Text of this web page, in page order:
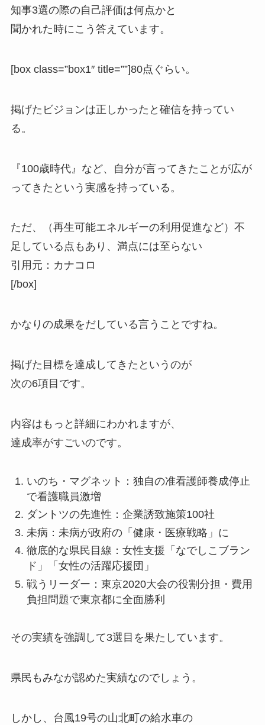
知事3選の際の自己評価は何点かと
聞かれた時にこう答えています。
[box class=”box1″ title=””]80点ぐらい。
掲げたビジョンは正しかったと確信を持ってい
る。
『100歳時代』など、自分が言ってきたことが広が
ってきたという実感を持っている。
ただ、（再生可能エネルギーの利用促進など）不
足している点もあり、満点には至らない
引用元：カナコロ
[/box]
かなりの成果をだしている言うことですね。
掲げた目標を達成してきたというのが
次の6項目です。
内容はもっと詳細にわかれますが、
達成率がすごいのです。
いのち・マグネット：独自の准看護師養成停止
で看護職員激増
ダントツの先進性：企業誘致施策100社
未病：未病が政府の「健康・医療戦略」に
徹底的な県民目線：女性支援「なでしこブラン
ド」「女性の活躍応援団」
戦うリーダー：東京2020大会の役割分担・費用
負担問題で東京都に全面勝利
その実績を強調して3選目を果たしています。
県民もみなが認めた実績なのでしょう。
しかし、台風19号の山北町の給水車の